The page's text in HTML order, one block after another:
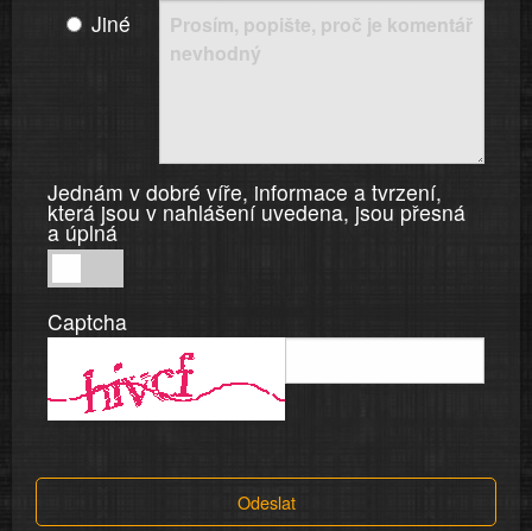
Jiné
Jednám v dobré víře, informace a tvrzení,
která jsou v nahlášení uvedena, jsou přesná
a úplná
v
dobré
informace
Captcha
Odeslat